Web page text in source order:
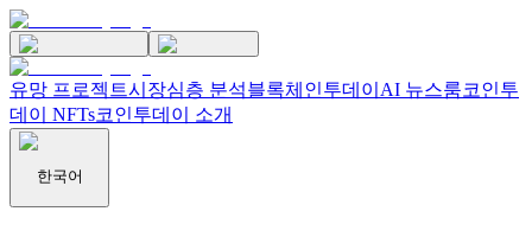
유망 프로젝트시장심층 분석블록체인투데이 AI 뉴스룸코인투
데이 NFTs코인투데이 소개
한국어